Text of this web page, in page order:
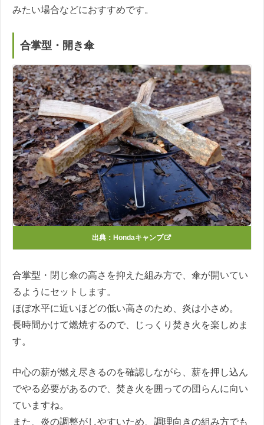
みたい場合などにおすすめです。
合掌型・開き傘
出典： Hondaキャンプ
合掌型・閉じ傘の高さを抑えた組み方で、傘が開いてい
るようにセットします。
ほぼ水平に近いほどの低い高さのため、炎は小さめ。
長時間かけて燃焼するので、じっくり焚き火を楽しめま
す。
中心の薪が燃え尽きるのを確認しながら、薪を押し込ん
でやる必要があるので、焚き火を囲っての団らんに向い
ていますね。
また、炎の調整がしやすいため、調理向きの組み方でも